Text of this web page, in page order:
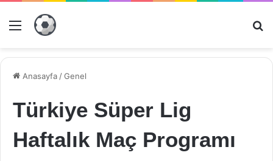
Menü
Anasayfa /Genel
Türkiye Süper Lig
Haftalık Maç Programı